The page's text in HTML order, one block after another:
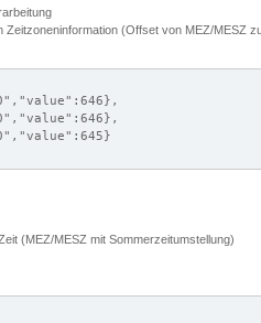
Zeitzoneninformation (Offset von MEZ/MESZ
(MEZ/MESZ mit Sommerzeitumstellung)